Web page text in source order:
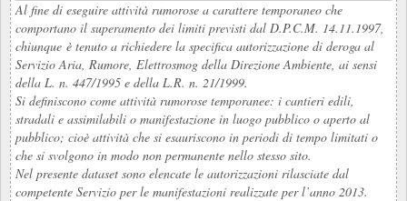
Al fine di eseguire attività rumorose a carattere temporaneo che
comportano il superamento dei limiti previsti dal D.P.C.M. 14.11.1997,
chiunque è tenuto a richiedere la specifica autorizzazione di deroga al
Servizio Aria, Rumore, Elettrosmog della Direzione Ambiente, ai sensi
della L. n. 447/1995 e della L.R. n. 21/1999.
Si definiscono come attività rumorose temporanee: i cantieri edili,
stradali e assimilabili o manifestazione in luogo pubblico o aperto al
pubblico; cioè attività che si esauriscono in periodi di tempo limitati o
che si svolgono in modo non permanente nello stesso sito.
Nel presente dataset sono elencate le autorizzazioni rilasciate dal
competente Servizio per le manifestazioni realizzate per l’anno 2013.